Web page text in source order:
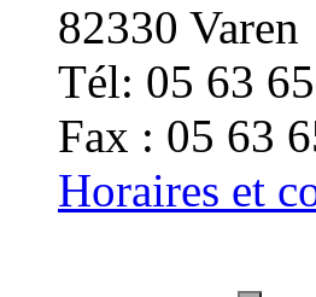
82330 Varen
Tél: 05 63
Fax : 05 63
Horaires et